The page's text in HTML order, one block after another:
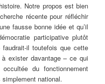
Notre propos est bien
récente pour réfléchir
fausse bonne idée et qu’il
participative plutôt
il toutefois que cette
à exister davantage – ce qui
du fonctionnement
national.